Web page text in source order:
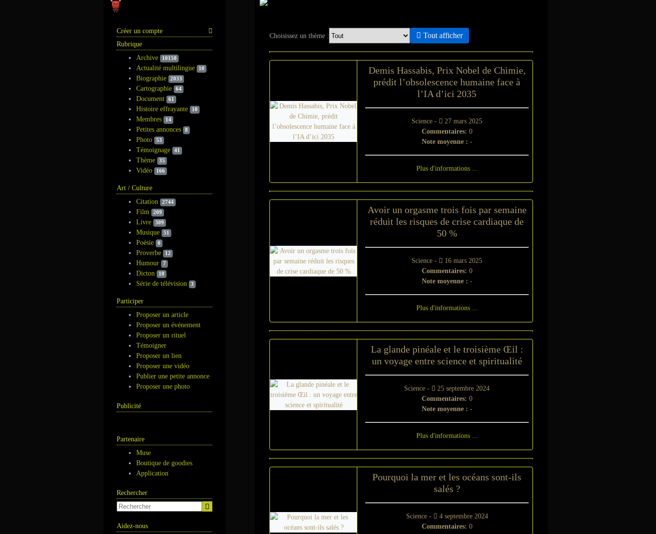
Créer un compte
Rubrique
Archive
10150
Actualité multilingue 10
Biographie 2033
Cartographie 64
Document 61
Histoire effrayante 10
Membres 14
Petites annonces 8
Photo 53
Témoignage 41
Thème 35
Vidéo 166
Art / Culture
Citation
2744
Film 209
Livre 309
Musique 51
Poésie 0
Proverbe 12
Humour 7
Dicton 10
Série de télévision 3
Participer
Proposer un article
Proposer un événement
Proposer un rituel
Témoigner
Proposer un lien
Proposer une vidéo
Publier une petite annonce
Proposer une photo
Publicité
Partenaire
Muse
Boutique de goodies
Application
Rechercher
Aidez-nous
Choisissez un thème : Tout afficher
Demis Hassabis, Prix Nobel de Chimie,
prédit l’obsolescence humaine face à
l’IA d’ici 2035
Science -
27 mars 2025
Commentaires: 0
Note moyenne : -
Plus d'informations ...
Avoir un orgasme trois fois par semaine
réduit les risques de crise cardiaque de
50 %
Science -
16 mars 2025
Commentaires: 0
Note moyenne : -
Plus d'informations ...
La glande pinéale et le troisième Œil :
un voyage entre science et spiritualité
Science -
25 septembre 2024
Commentaires: 0
Note moyenne : -
Plus d'informations ...
Pourquoi la mer et les océans sont-ils
salés ?
Science -
4 septembre 2024
Commentaires: 0